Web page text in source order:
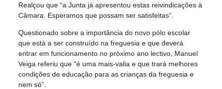
Realçou que “a Junta já apresentou estas reivindicações à
Câmara. Esperamos que possam ser satisfeitas”.
Questionado sobre a importância do novo pólo escolar
que está a ser construído na freguesia e que deverá
entrar em funcionamento no próximo ano lectivo, Manuel
Veiga referiu que “é uma mais-valia e que trará melhores
condições de educação para as crianças da freguesia e
nem só”.